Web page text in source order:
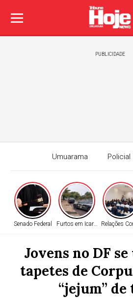
PUBLICIDADE
Umuarama Policial
Senado Federal Furtos em IcaraímaRelações
Jovens no DF
tapetes de
“jejum” de